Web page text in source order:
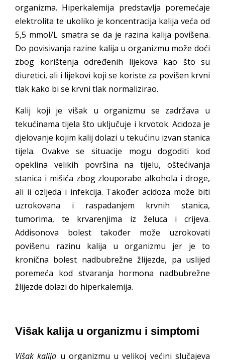
organizma. Hiperkalemija predstavlja poremećaje
elektrolita te ukoliko je koncentracija kalija veća od
5,5 mmol/L smatra se da je razina kalija povišena.
Do povisivanja razine kalija u organizmu može doći
zbog korištenja određenih lijekova kao što su
diuretici, ali i lijekovi koji se koriste za povišen krvni
tlak kako bi se krvni tlak normalizirao.
Kalij koji je višak u organizmu se zadržava u
tekućinama tijela što uključuje i krvotok. Acidoza je
djelovanje kojim kalij dolazi u tekućinu izvan stanica
tijela. Ovakve se situacije mogu dogoditi kod
opeklina velikih površina na tijelu, oštećivanja
stanica i mišića zbog zlouporabe alkohola i droge,
ali ii ozljeda i infekcija. Također acidoza može biti
uzrokovana i raspadanjem krvnih stanica,
tumorima, te krvarenjima iz želuca i crijeva.
Addisonova bolest također može uzrokovati
povišenu razinu kalija u organizmu jer je to
kronična bolest nadbubrežne žlijezde, pa uslijed
poremeća kod stvaranja hormona nadbubrežne
žlijezde dolazi do hiperkalemija.
Višak kalija u organizmu i simptomi
Višak kalija u organizmu u velikoj većini slučajeva